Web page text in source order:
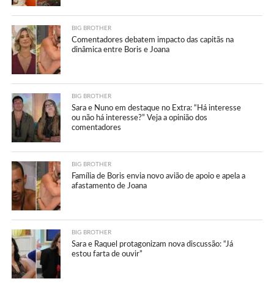
BIG BROTHER
Comentadores debatem impacto das capitãs na
dinâmica entre Boris e Joana
BIG BROTHER
Sara e Nuno em destaque no Extra: “Há interesse
ou não há interesse?” Veja a opinião dos
comentadores
BIG BROTHER
Família de Boris envia novo avião de apoio e apela a
afastamento de Joana
BIG BROTHER
Sara e Raquel protagonizam nova discussão: “Já
estou farta de ouvir”